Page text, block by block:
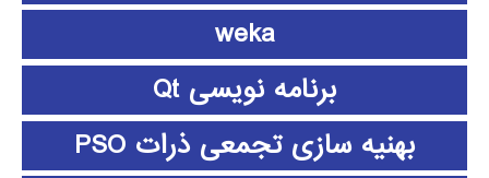
weka
برنامه نویسی Qt
بهنیه سازی تجمعی ذرات PSO